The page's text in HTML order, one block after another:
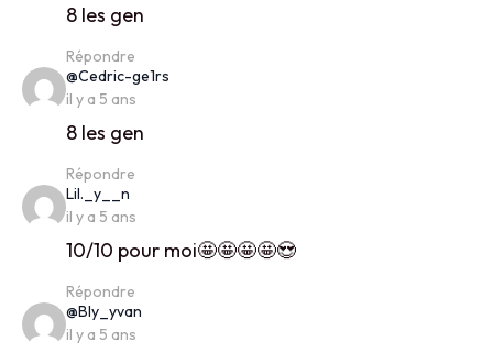
8 les gen
Répondre
@Cedric-ge1rs
il y a 5 ans
8 les gen
Répondre
Lil._y__n
il y a 5 ans
10/10 pour moi🤩🤩🤩🤩😍
Répondre
@Bly_yvan
il y a 5 ans